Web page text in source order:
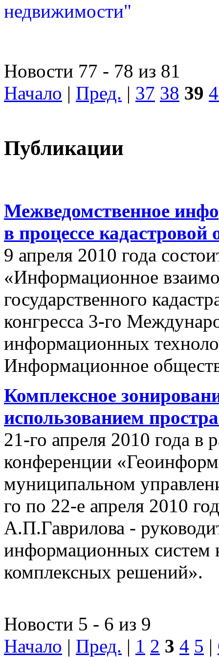
Новости 77 - 78 из 81
Начало | Пред. | 37 38 39
Публикации
Межведомственное
в процессе
9 апреля 2010 года
«Информационное
государственного
конгресса 3-го
информационных
Информационное
Комплексное
использованием
21-го апреля 2010 года в
конференции
муниципальном
го по 22-е апреля 2010
А.П.Гаврилова -
информационных систем
комплексных решений».
Новости 5 - 6 из 9
Начало | Пред. | 1 2 3 4 5 |